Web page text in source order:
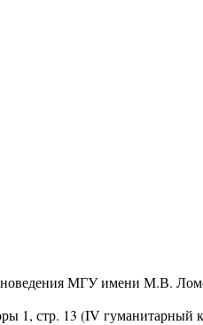
МГУ имени М.В.
1, стр. 13 (IV гуманитарный